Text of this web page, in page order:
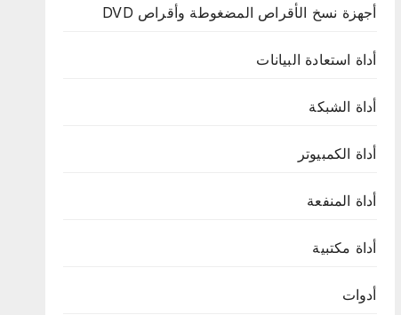
أجهزة نسخ الأقراص المضغوطة وأقراص DVD
أداة استعادة البيانات
أداة الشبكة
أداة الكمبيوتر
أداة المنفعة
أداة مكتبية
أدوات